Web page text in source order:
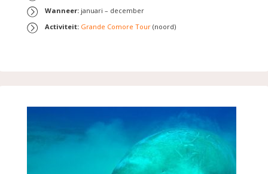
Wanneer: januari – december
Activiteit: Grande Comore Tour (noord)